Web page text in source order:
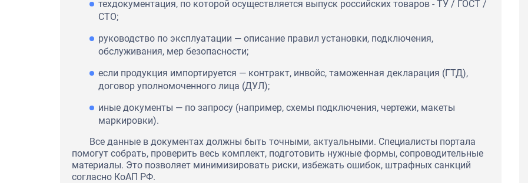
техдокументация, по которой осуществляется выпуск российских товаров - ТУ / ГОСТ /
СТО;
руководство по эксплуатации — описание правил установки, подключения,
обслуживания, мер безопасности;
если продукция импортируется — контракт, инвойс, таможенная декларация (ГТД),
договор уполномоченного лица (ДУЛ);
иные документы — по запросу (например, схемы подключения, чертежи, макеты
маркировки).
Все данные в документах должны быть точными, актуальными. Специалисты портала
помогут собрать, проверить весь комплект, подготовить нужные формы, сопроводительные
материалы. Это позволяет минимизировать риски, избежать ошибок, штрафных санкций
согласно КоАП РФ.